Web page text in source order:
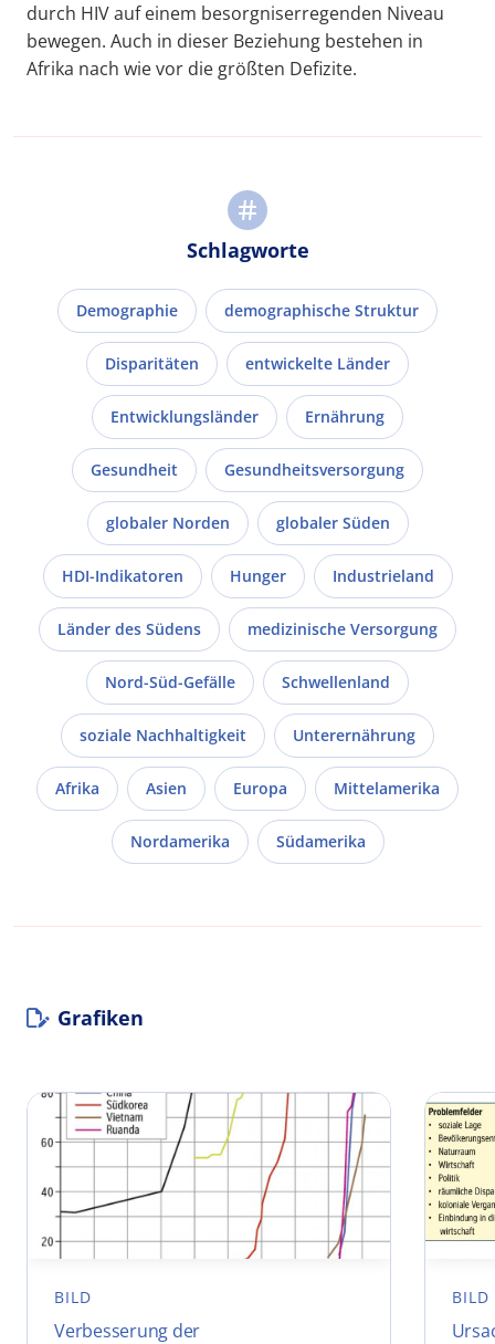
durch HIV auf einem besorgniserregenden Niveau
bewegen. Auch in dieser Beziehung bestehen in
Afrika nach wie vor die größten Defizite.
Schlagworte
Demographie demographische Struktur
Disparitäten entwickelte Länder
Entwicklungsländer Ernährung
Gesundheit Gesundheitsversorgung
globaler Norden globaler Süden
HDI-Indikatoren Hunger Industrieland
Länder des Südens medizinische Versorgung
Nord-Süd-Gefälle Schwellenland
soziale Nachhaltigkeit Unterernährung
Afrika Asien Europa Mittelamerika
Nordamerika Südamerika
Grafiken
BILD
Verbesserung der
BILD